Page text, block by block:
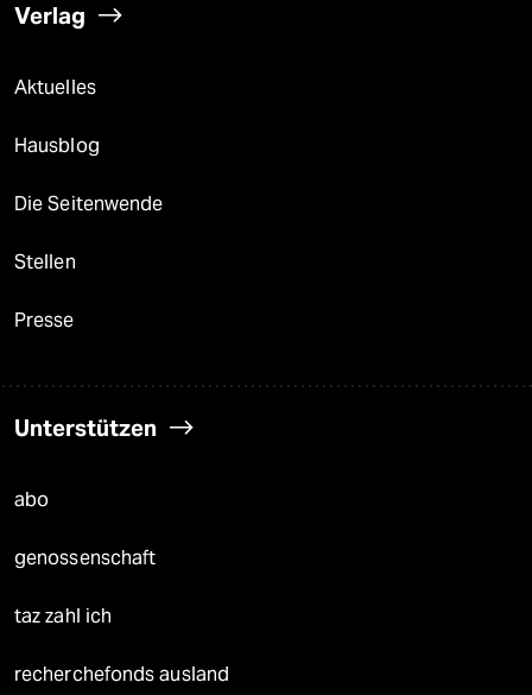
Verlag
Aktuelles
Hausblog
Die Seitenwende
Stellen
Presse
Unterstützen
abo
genossenschaft
taz zahl ich
recherchefonds ausland